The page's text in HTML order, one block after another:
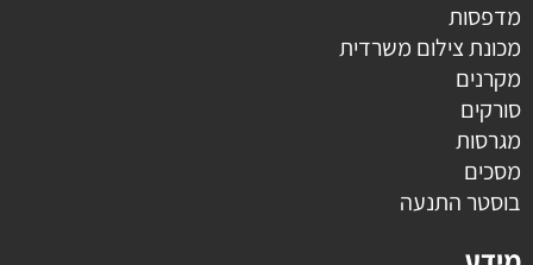
מדפסות
מכונת צילום משרדית
מקרנים
סורקים
מגרסות
מסכים
בוסטר התנעה